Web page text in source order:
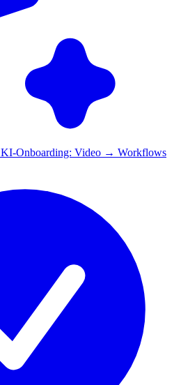
KI-Onboarding: Video → Workflows